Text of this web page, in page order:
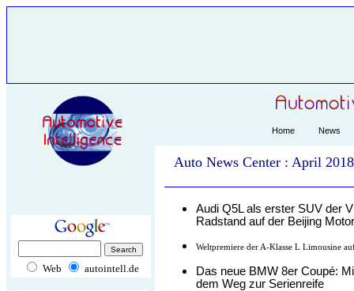
Home News
Auto News Center : April 2018
Web autointell.de
Audi Q5L als erster SUV der
Radstand auf der Beijing
Weltpremiere der A-Klasse L Limousine
Das neue BMW 8er Coupé:
dem Weg zur Serienreife